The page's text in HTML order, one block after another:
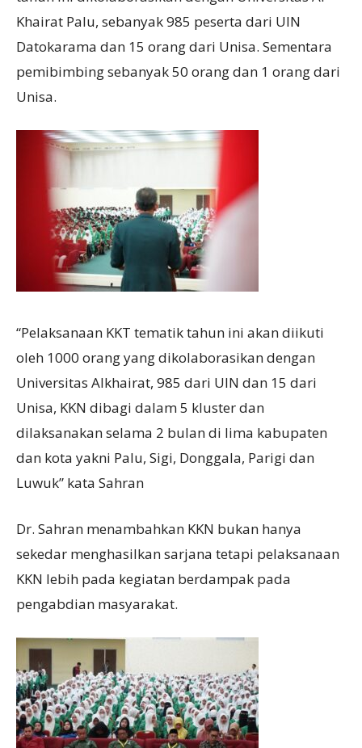
Khairat Palu, sebanyak 985 peserta dari UIN
Datokarama dan 15 orang dari Unisa. Sementara
pemibimbing sebanyak 50 orang dan 1 orang dari
Unisa.
“Pelaksanaan KKT tematik tahun ini akan diikuti
oleh 1000 orang yang dikolaborasikan dengan
Universitas Alkhairat, 985 dari UIN dan 15 dari
Unisa, KKN dibagi dalam 5 kluster dan
dilaksanakan selama 2 bulan di lima kabupaten
dan kota yakni Palu, Sigi, Donggala, Parigi dan
Luwuk” kata Sahran
Dr. Sahran menambahkan KKN bukan hanya
sekedar menghasilkan sarjana tetapi pelaksanaan
KKN lebih pada kegiatan berdampak pada
pengabdian masyarakat.